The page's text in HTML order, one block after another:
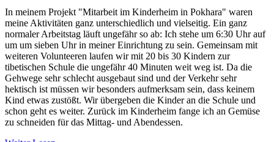
In meinem Projekt "Mitarbeit im Kinderheim in Pokhara" waren
meine Aktivitäten ganz unterschiedlich und vielseitig. Ein ganz
normaler Arbeitstag läuft ungefähr so ab: Ich stehe um 6:30 Uhr auf
um um sieben Uhr in meiner Einrichtung zu sein. Gemeinsam mit
weiteren Volunteeren laufen wir mit 20 bis 30 Kindern zur
tibetischen Schule die ungefähr 40 Minuten weit weg ist. Da die
Gehwege sehr schlecht ausgebaut sind und der Verkehr sehr
hektisch ist müssen wir besonders aufmerksam sein, dass keinem
Kind etwas zustößt. Wir übergeben die Kinder an die Schule und
schon geht es weiter. Zurück im Kinderheim fange ich an Gemüse
zu schneiden für das Mittag- und Abendessen.